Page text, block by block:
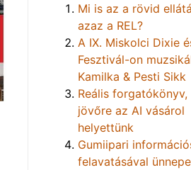
Mi is az a rövid
azaz a REL?
A IX. Miskolci Dixie
Fesztivál-on
Kamilka & Pesti Sikk
Reális
jövőre az AI vásárol
helyettünk
Gumiipari
felavatásával